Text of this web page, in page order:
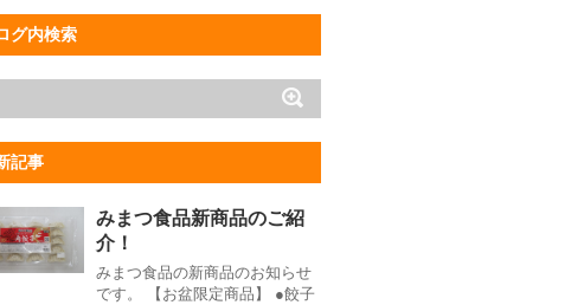
グ内検索
記事
みまつ食品新商品のご紹
介！
みまつ食品の新商品のお知らせ
です。 【お盆限定商品】 ●餃子